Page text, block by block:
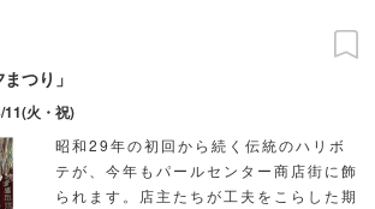
つり」
11(火・祝)
昭和29年の初回から続く伝統のハリボ
テが、今年もパールセンター商店街に飾
られます。店主たちが工夫をこらした期